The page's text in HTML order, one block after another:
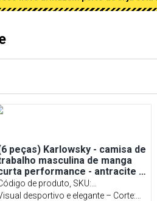
peças) Karlowsky - camisa de
masculina de manga
performance - antracite -
XS
de produto, SKU:
desportivo e elegante – Corte: